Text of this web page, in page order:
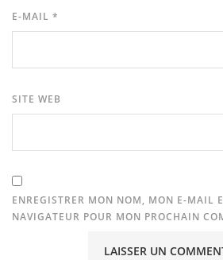
E-MAIL *
SITE WEB
ENREGISTRER MON NOM, MON E-MAIL
NAVIGATEUR POUR MON PROCHAIN